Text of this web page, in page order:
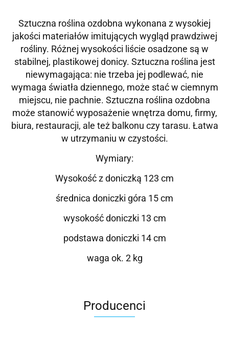
Sztuczna roślina ozdobna wykonana z wysokiej
jakości materiałów imitujących wygląd prawdziwej
rośliny. Różnej wysokości liście osadzone są w
stabilnej, plastikowej donicy. Sztuczna roślina jest
niewymagająca: nie trzeba jej podlewać, nie
wymaga światła dziennego, może stać w ciemnym
miejscu, nie pachnie. Sztuczna roślina ozdobna
może stanowić wyposażenie wnętrza domu, firmy,
biura, restauracji, ale też balkonu czy tarasu. Łatwa
w utrzymaniu w czystości.
Wymiary:
Wysokość z doniczką 123 cm
średnica doniczki góra 15 cm
wysokość doniczki 13 cm
podstawa doniczki 14 cm
waga ok. 2 kg
Producenci